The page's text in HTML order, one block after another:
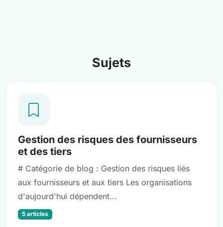
Sujets
Gestion des risques des fournisseurs
et des tiers
# Catégorie de blog : Gestion des risques liés
aux fournisseurs et aux tiers Les organisations
d'aujourd'hui dépendent...
5 articles